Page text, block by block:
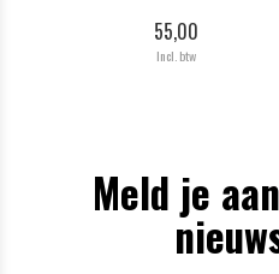
55,00
Incl. btw
Meld je